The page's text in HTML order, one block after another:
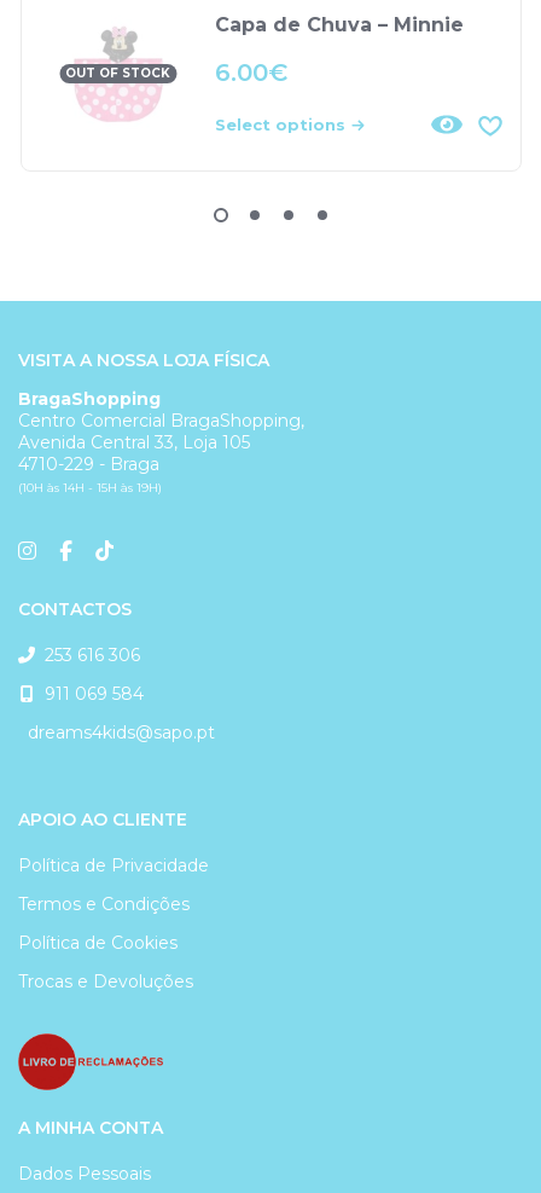
OUT OF STOCK
Capa de Chuva – Minnie
6.00€
Select options
VISITA A NOSSA LOJA FÍSICA
BragaShopping
Centro Comercial BragaShopping,
Avenida Central 33, Loja 105
4710-229 - Braga
(10H às 14H - 15H às 19H)
CONTACTOS
253 616 306
911 069 584
dreams4kids@sapo.pt
APOIO AO CLIENTE
Política de Privacidade
Termos e Condições
Política de Cookies
Trocas e Devoluções
A MINHA CONTA
Dados Pessoais